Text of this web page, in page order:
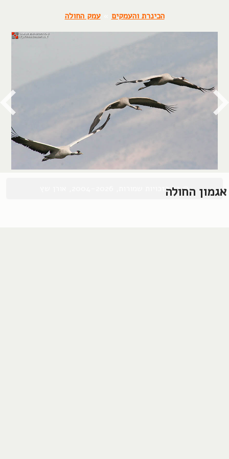
הכינרת והעמקים »עמק החולה
אגמון החולה© כל הזכויות שמורות, 2004-2026, אורן שץ